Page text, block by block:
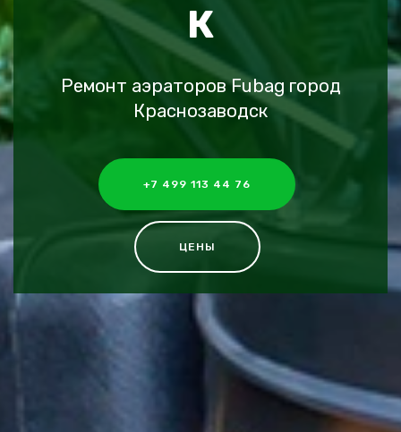
К
Ремонт аэраторов Fubag город
Краснозаводск
+7 499 113 44 76
ЦЕНЫ